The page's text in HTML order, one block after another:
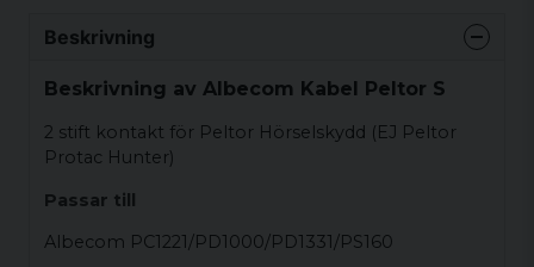
Beskrivning
Beskrivning av Albecom Kabel Peltor S
2 stift kontakt för Peltor Hörselskydd (EJ Peltor
Protac Hunter)
Passar till
Albecom PC1221/PD1000/PD1331/PS160